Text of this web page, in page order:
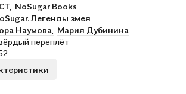
NoSugar Books
Легенды змея
Наумова, Мария Дубинина
переплёт